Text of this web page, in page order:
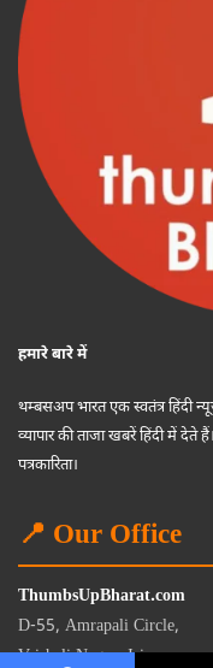
हमारे बारे में
थम्बसअप भारत एक स्वतंत्र हिंदी
व्यापार की ताजा खबरें हिंदी में देते
पत्रकारिता।
📍 Our Office
ThumbsUpBharat.com
D-55, Amrapali Circle,
Vaishali Nagar, Jaipur